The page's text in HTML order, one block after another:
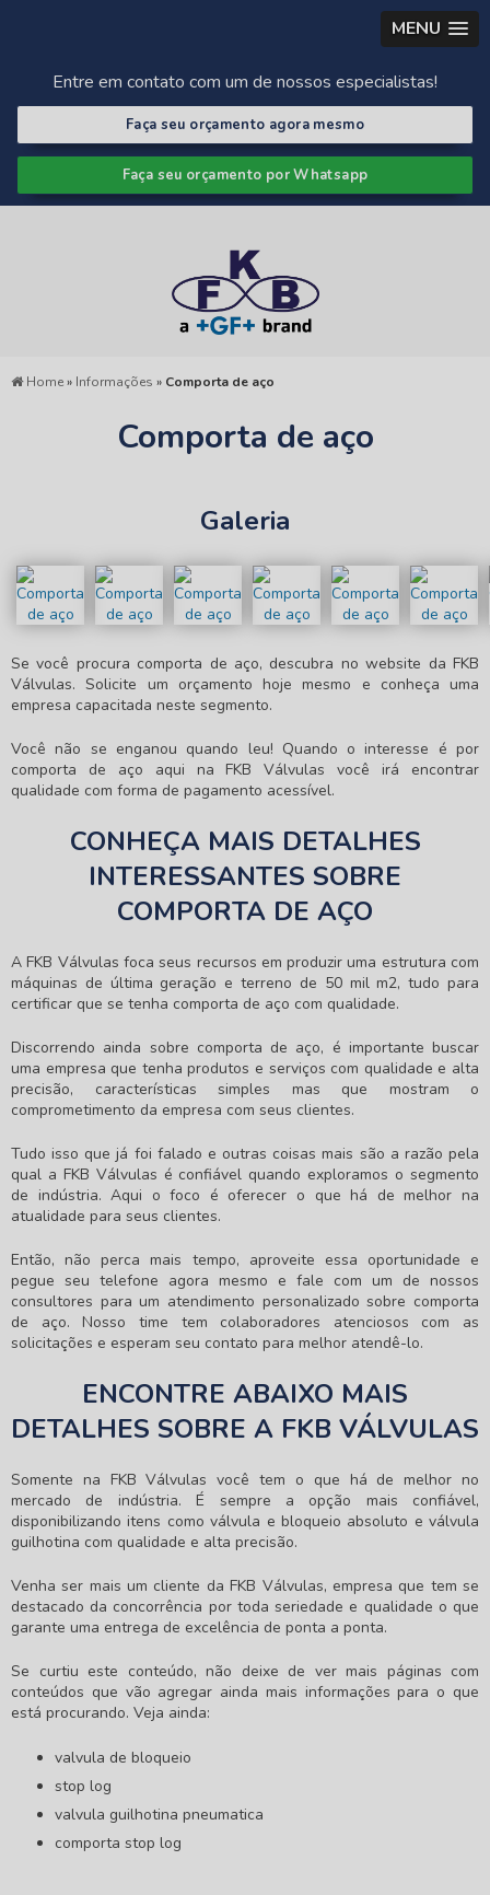
MENU
Entre em contato com um de nossos especialistas!
Faça seu orçamento agora mesmo
Faça seu orçamento por Whatsapp
Home» Informações » Comporta de aço
Comporta de aço
Galeria
Se você procura comporta de aço, descubra no website da FKB
Válvulas. Solicite um orçamento hoje mesmo e conheça uma
empresa capacitada neste segmento.
Você não se enganou quando leu! Quando o interesse é por
comporta de aço aqui na FKB Válvulas você irá encontrar
qualidade com forma de pagamento acessível.
CONHEÇA MAIS DETALHES
INTERESSANTES SOBRE
COMPORTA DE AÇO
A FKB Válvulas foca seus recursos em produzir uma estrutura com
máquinas de última geração e terreno de 50 mil m2, tudo para
certificar que se tenha comporta de aço com qualidade.
Discorrendo ainda sobre comporta de aço, é importante buscar
uma empresa que tenha produtos e serviços com qualidade e alta
precisão, características simples mas que mostram o
comprometimento da empresa com seus clientes.
Tudo isso que já foi falado e outras coisas mais são a razão pela
qual a FKB Válvulas é confiável quando exploramos o segmento
de indústria. Aqui o foco é oferecer o que há de melhor na
atualidade para seus clientes.
Então, não perca mais tempo, aproveite essa oportunidade e
pegue seu telefone agora mesmo e fale com um de nossos
consultores para um atendimento personalizado sobre comporta
de aço. Nosso time tem colaboradores atenciosos com as
solicitações e esperam seu contato para melhor atendê-lo.
ENCONTRE ABAIXO MAIS
DETALHES SOBRE A FKB VÁLVULAS
Somente na FKB Válvulas você tem o que há de melhor no
mercado de indústria. É sempre a opção mais confiável,
disponibilizando itens como válvula e bloqueio absoluto e válvula
guilhotina com qualidade e alta precisão.
Venha ser mais um cliente da FKB Válvulas, empresa que tem se
destacado da concorrência por toda seriedade e qualidade o que
garante uma entrega de excelência de ponta a ponta.
Se curtiu este conteúdo, não deixe de ver mais páginas com
conteúdos que vão agregar ainda mais informações para o que
está procurando. Veja ainda:
valvula de bloqueio
stop log
valvula guilhotina pneumatica
comporta stop log